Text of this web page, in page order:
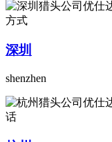
深圳
shenzhen